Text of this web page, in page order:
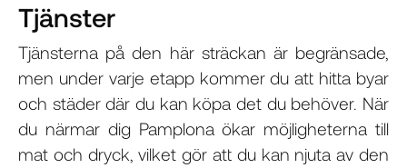
Tjänster
Tjänsterna på den här sträckan är begränsade,
men under varje etapp kommer du att hitta byar
och städer där du kan köpa det du behöver. När
du närmar dig Pamplona ökar möjligheterna till
mat och dryck, vilket gör att du kan njuta av den